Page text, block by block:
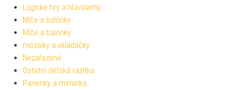
Logické hry a hlavolamy
Míče a balónky
Míče a balónky
mozaiky a vkládačky
Nezařazené
Ostatní dětská razítka
Panenky a miminka